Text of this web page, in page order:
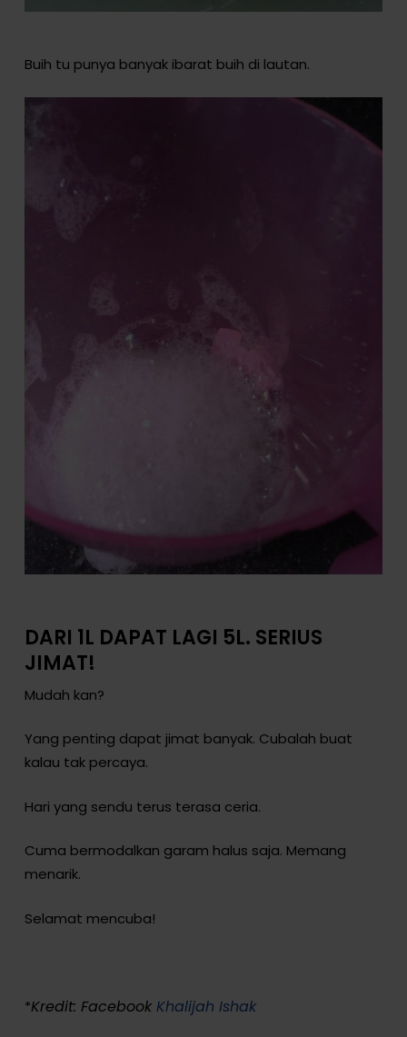
Buih tu punya banyak ibarat buih di lautan.
DARI 1L DAPAT LAGI 5L. SERIUS
JIMAT!
Mudah kan?
Yang penting dapat jimat banyak. Cubalah buat
kalau tak percaya.
Hari yang sendu terus terasa ceria.
Cuma bermodalkan garam halus saja. Memang
menarik.
Selamat mencuba!
*Kredit: Facebook Khalijah Ishak